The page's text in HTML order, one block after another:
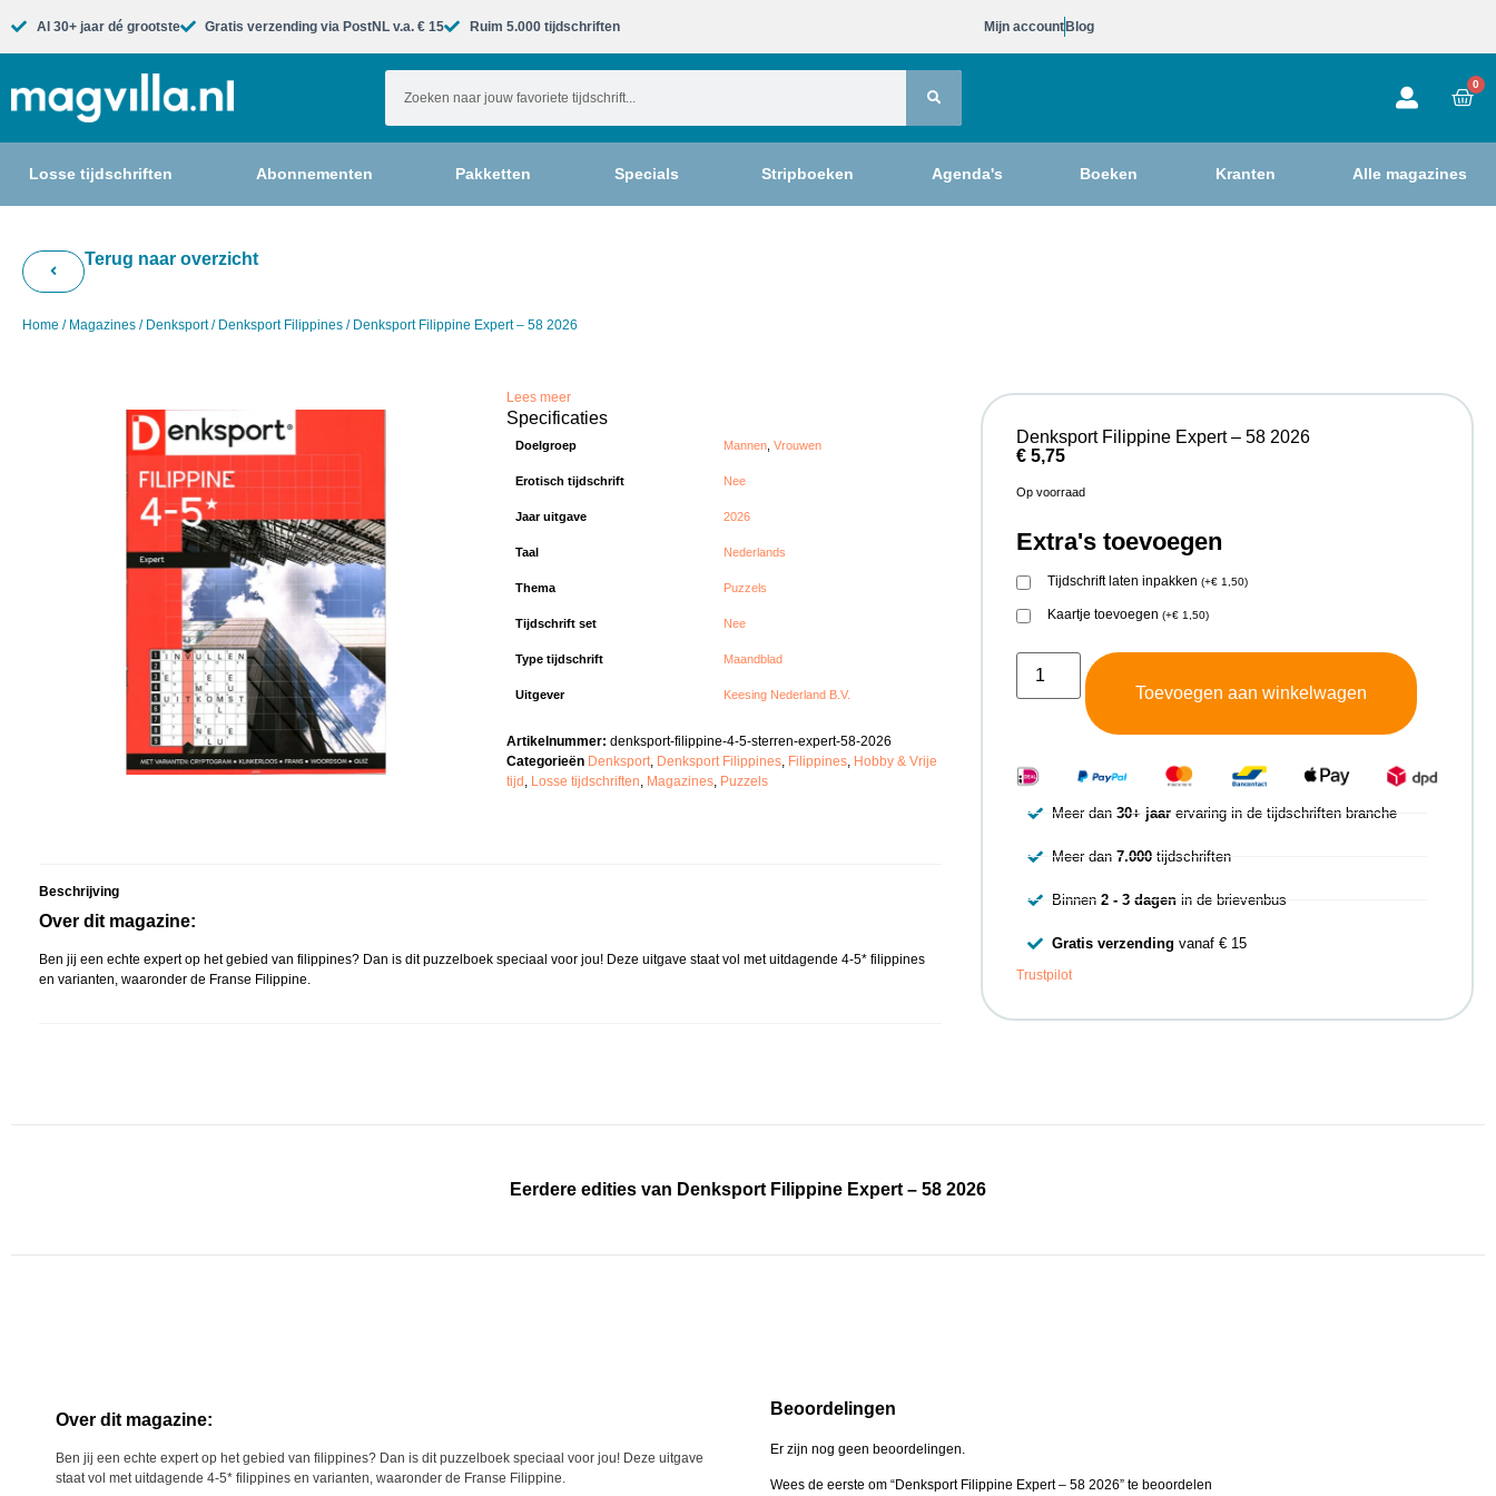
Al 30+ jaar dé grootste​ Gratis verzending via PostNL v.a. € 15 Ruim 5.000 tijdschriften​ Mijn account Blog
0
Losse tijdschriften Abonnementen Pakketten Specials Stripboeken Agenda's Boeken Kranten Alle magazines
Terug naar overzicht
Home / Magazines / Denksport/ Denksport Filippines / Denksport Filippine Expert – 58 2026
Lees meer
Specificaties
Doelgroep Mannen ,Vrouwen
Erotisch tijdschrift Nee
Jaar uitgave 2026
Taal Nederlands
Thema Puzzels
Tijdschrift set Nee
Type tijdschrift Maandblad
Uitgever Keesing Nederland B.V.
Artikelnummer:denksport-filippine-4-5-sterren-expert-58-2026
Categorieën Denksport, Denksport Filippines, Filippines, Hobby & Vrije
tijd , Losse tijdschriften, Magazines, Puzzels
Beschrijving
Over dit magazine:
Ben jij een echte expert op het gebied van filippines? Dan is dit puzzelboek speciaal voor jou! Deze uitgave staat vol met uitdagende 4-5* filippines
en varianten, waaronder de Franse Filippine.
Denksport Filippine Expert – 58 2026
€5,75
Op voorraad
Extra's toevoegen
Tijdschrift laten inpakken (+€1,50)
Kaartje toevoegen (+€1,50)
Toevoegen aan winkelwagen
Meer dan30+ jaar ervaring in de tijdschriften branche
Meer dan7.000 tijdschriften
Binnen2 - 3 dagen in de brievenbus
Gratis verzending vanaf € 15
Trustpilot
Eerdere edities van Denksport Filippine Expert – 58 2026
Over dit magazine:
Ben jij een echte expert op het gebied van filippines? Dan is dit puzzelboek speciaal voor jou! Deze uitgave
staat vol met uitdagende 4-5* filippines en varianten, waaronder de Franse Filippine.
Beoordelingen
Er zijn nog geen beoordelingen.
Wees de eerste om “Denksport Filippine Expert – 58 2026” te beoordelen